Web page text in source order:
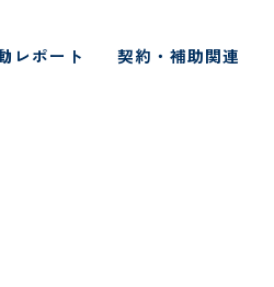
レポート 契約・補助関連